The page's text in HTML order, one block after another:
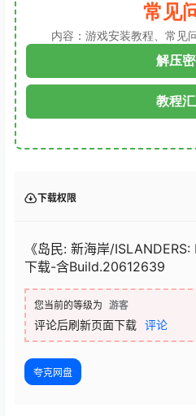
常见
内容：游戏安装教程、常见
解压
教程
下载权限
《岛民: 新海岸/
下载-含Build.20612639
您当前的等级为 游客
评论后刷新页面下载 评论
夸克网盘